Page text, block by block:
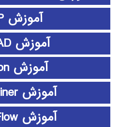
آموزش PHP
آموزش PSCAD
آموزش python
آموزش rapidminer
آموزش ShowFlow